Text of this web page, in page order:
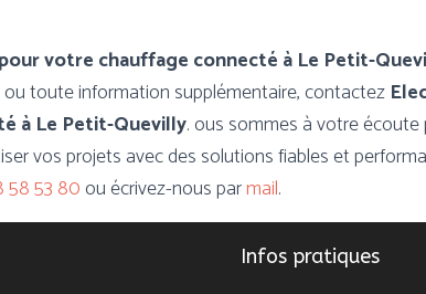
votre chauffage connecté à Le Petit-
toute information supplémentaire, contactez
à Le Petit-Quevilly. ous sommes à votre
vos projets avec des solutions fiables et
58 53 80ou écrivez-nous parmail.
Infos pratiques